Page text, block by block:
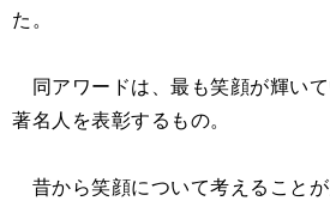
た。
同アワードは、最も笑顔が輝い
著名人を表彰するもの。
昔から笑顔について考えること